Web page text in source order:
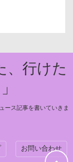
、行けた
ース記事を書いていきま
お問い合わせ